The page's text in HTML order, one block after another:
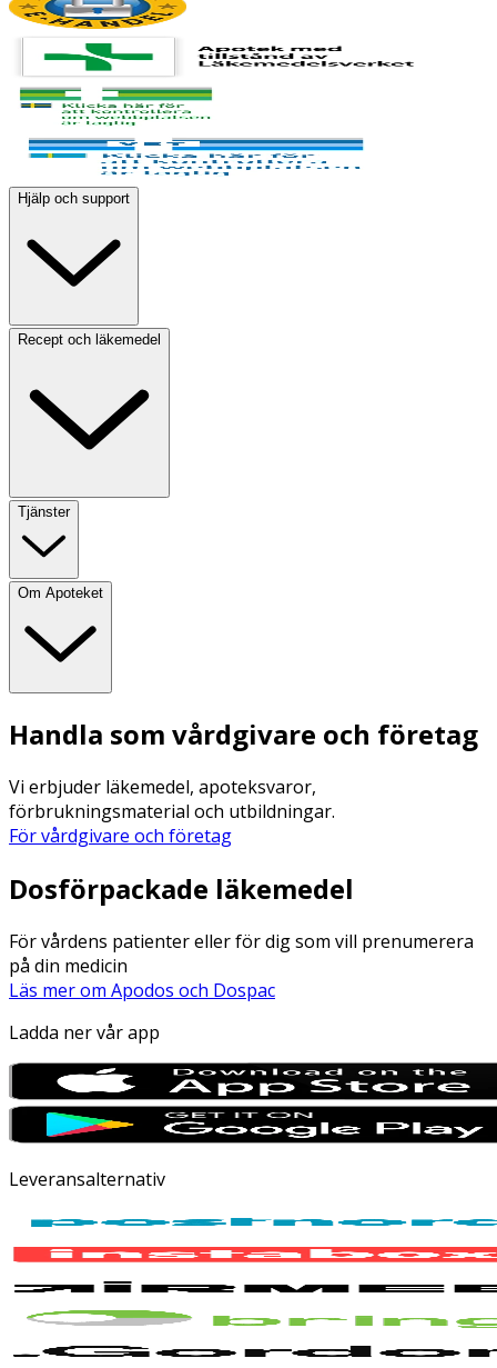
Hjälp och support
Recept och läkemedel
Tjänster
Om Apoteket
Handla som vårdgivare och företag
Vi erbjuder läkemedel, apoteksvaror,
förbrukningsmaterial och utbildningar.
För vårdgivare och företag
Dosförpackade läkemedel
För vårdens patienter eller för dig som vill prenumerera
på din medicin
Läs mer om Apodos och Dospac
Ladda ner vår app
Leveransalternativ